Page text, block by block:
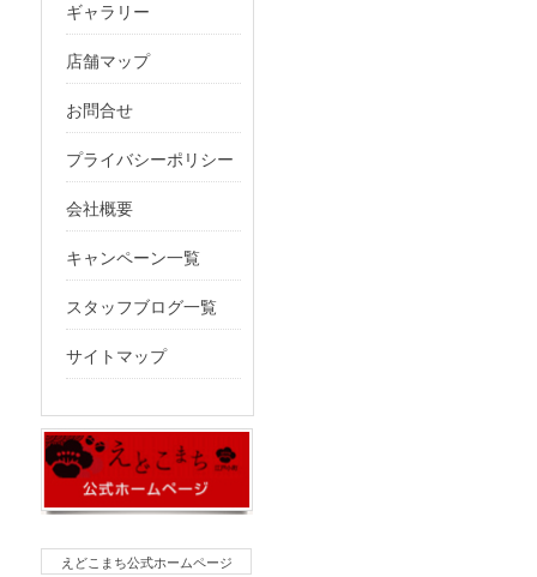
ギャラリー
店舗マップ
お問合せ
プライバシーポリシー
会社概要
キャンペーン一覧
スタッフブログ一覧
サイトマップ
えどこまち公式ホームページ